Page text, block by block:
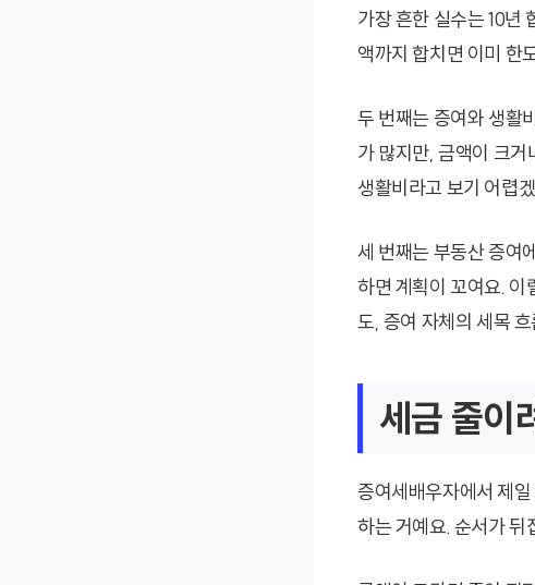
가장 흔한 실수는 10년
액까지 합치면 이미 한
두 번째는 증여와 생활
가 많지만, 금액이 크
생활비라고 보기 어렵
세 번째는 부동산 증여
하면 계획이 꼬여요. 이
도, 증여 자체의 세목
세금 줄이
증여세배우자에서 제
하는 거예요. 순서가 뒤